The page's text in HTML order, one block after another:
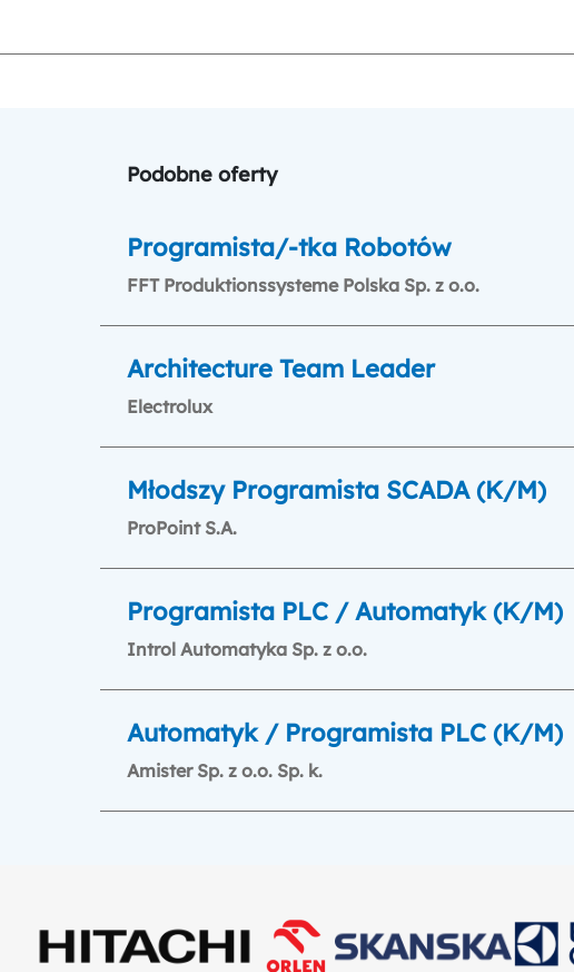
Podobne oferty
Programista/-tka Robotów
FFT Produktionssysteme Polska Sp. z o.o.
Architecture Team Leader
Electrolux
Młodszy Programista SCADA (K/M)
ProPoint S.A.
Programista PLC / Automatyk (K/M)
Introl Automatyka Sp. z o.o.
Automatyk / Programista PLC (K/M)
Amister Sp. z o.o. Sp. k.